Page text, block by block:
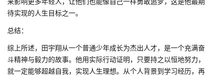
待实现的人生目标之一。
总结：
综上所述，田宇翔从一个普通少年成长为杰出人才，是一个充满奋
斗精神与毅力的故事。他用实际行动证明，只要持之以恒地努力，
就一定能够超越自我，实现人生理想。从个人背景到学习经历，再